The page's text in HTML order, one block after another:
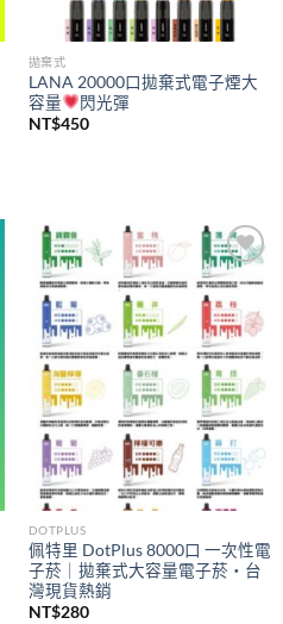
拋棄式
LANA 20000口拋棄式電子煙大
容量
閃光彈
NT$450
Add to
DOTPLUS
佩特里 DotPlus 8000口 一次性電
子菸｜拋棄式大容量電子菸・台
灣現貨熱銷
NT$280